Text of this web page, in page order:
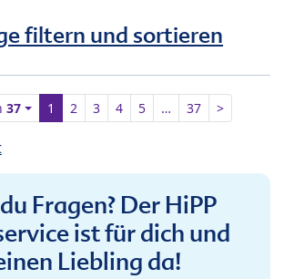
filtern und sortieren
37 1 2 3 4 5 … 37 >
Fragen? Der HiPP
ist für dich und
Liebling da!